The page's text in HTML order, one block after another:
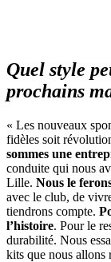
Quel style
prochains
« Les nouveaux
fidèles soit
sommes une
conduite qui nous
Lille. Nous le
avec le club, de
tiendrons compte.
l’histoire. Pour le
durabilité. Nous
kits que nous allons